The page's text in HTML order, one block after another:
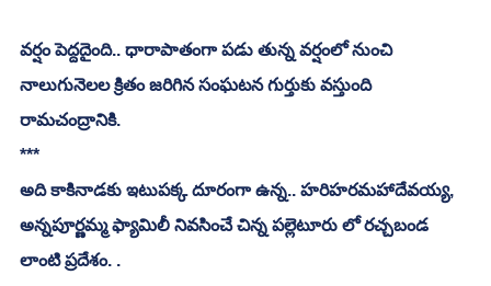
వర్షం పెద్దదైంది.. ధారాపాతంగా పడు తున్న వర్షంలో నుంచి
నాలుగునెలల క్రితం జరిగిన సంఘటన గుర్తుకు వస్తుంది
రామచంద్రానికి.
***
అది కాకినాడకు ఇటుపక్క దూరంగా ఉన్న.. హరిహరమహాదేవయ్య,
అన్నపూర్ణమ్మ ఫ్యామిలీ నివసించే చిన్న పల్లెటూరు లో రచ్చబండ
లాంటి ప్రదేశం. .